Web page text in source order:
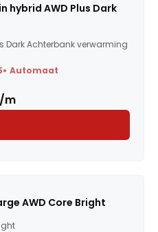
hybrid AWD Plus Dark
Dark Achterbank verwarming
Automaat
m
AWD Core Bright